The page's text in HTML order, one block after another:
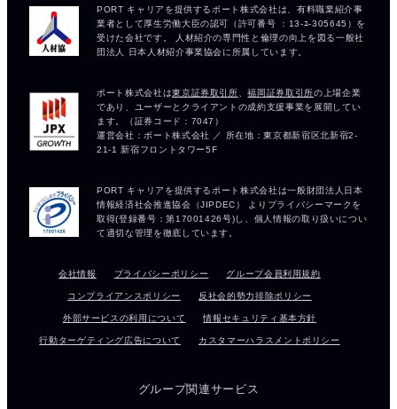
会社情報 プライバシーポリシー グループ会員利用規約
コンプライアンスポリシー 反社会的勢力排除ポリシー
外部サービスの利用について 情報セキュリティ基本方針
行動ターゲティング広告について カスタマーハラスメントポリシー